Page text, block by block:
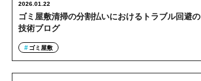
ゴミ屋敷清掃の分割払いにおけるトラブル回避の
技術ブログ
2026.01.22
ゴミ屋敷